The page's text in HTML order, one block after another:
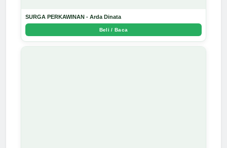
SURGA PERKAWINAN - Arda Dinata
Beli / Baca